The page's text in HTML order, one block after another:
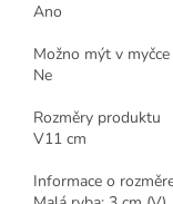
Ano
Možno mýt v myčce
Ne
Rozměry produktu
V11 cm
Informace o